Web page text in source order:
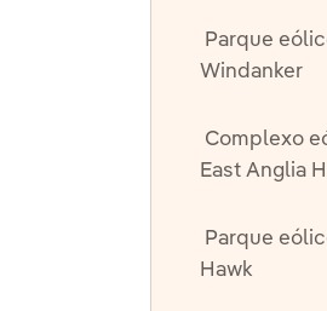
Parque
Windanker
Complexo
East Anglia
Parque
Hawk